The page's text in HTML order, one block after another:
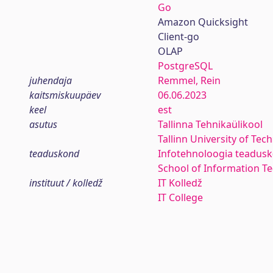
Go
Amazon Quicksight
Client-go
OLAP
PostgreSQL
juhendaja
Remmel, Rein
kaitsmiskuupäev
06.06.2023
keel
est
asutus
Tallinna Tehnikaülikool
Tallinn University of
teaduskond
Infotehnoloogia
School of Information
instituut / kolledž
IT Kolledž
IT College